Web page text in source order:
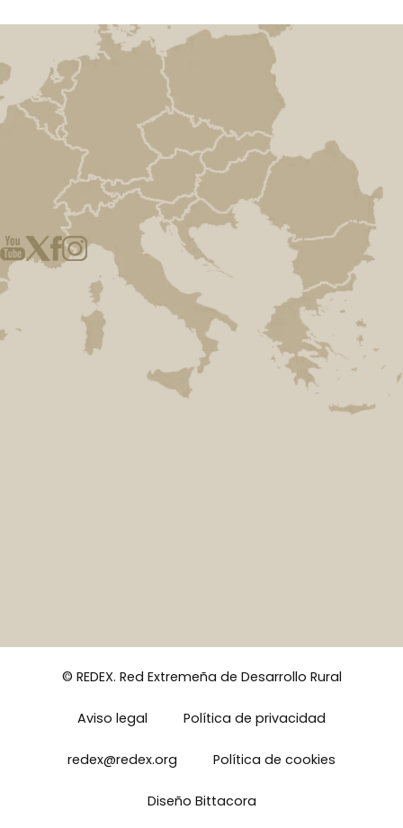
© REDEX. Red Extremeña de Desarrollo Rural
Aviso legal Política de privacidad
redex@redex.org Política de cookies
Diseño Bittacora